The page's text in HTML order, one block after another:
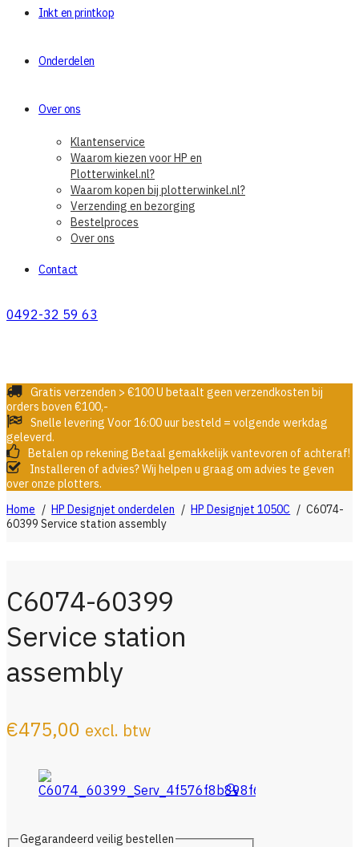
Inkt en printkop
Onderdelen
Over ons
Klantenservice
Waarom kiezen voor HP en
Plotterwinkel.nl?
Waarom kopen bij plotterwinkel.nl?
Verzending en bezorging
Bestelproces
Over ons
Contact
0492-32 59 63
Gratis verzenden > €100U betaalt geen verzendkosten bij
orders boven €100,-
Snelle levering Voor 16:00 uur besteld = volgende werkdag
geleverd.
Betalen op rekening Betaal gemakkelijk vantevoren of achteraf!
Installeren of advies?Wij helpen u graag om advies te geven
over onze plotters.
Home / HP Designjet onderdelen / HP Designjet 1050C / C6074-
60399 Service station assembly
C6074-60399
Service station
assembly
€475,00 excl. btw
🔍
Gegarandeerd veilig bestellen